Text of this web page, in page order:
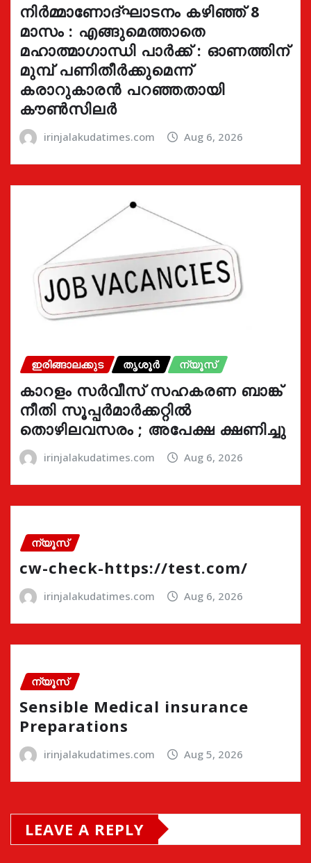
നിർമ്മാണോദ്ഘാടനം കഴിഞ്ഞ് 8
മാസം : എങ്ങുമെത്താതെ
മഹാത്മാഗാന്ധി പാർക്ക് : ഓണത്തിന്
മുമ്പ് പണിതീർക്കുമെന്ന്
കരാറുകാരൻ പറഞ്ഞതായി
കൗൺസിലർ
irinjalakudatimes.com Aug 6, 2026
ഇരിങ്ങാലക്കുട തൃശൂർ ന്യൂസ്
കാറളം സർവീസ് സഹകരണ ബാങ്ക്
നീതി സൂപ്പർമാർക്കറ്റിൽ
തൊഴിലവസരം ; അപേക്ഷ ക്ഷണിച്ചു
irinjalakudatimes.com Aug 6, 2026
ന്യൂസ്
cw-check-https://test.com/
irinjalakudatimes.com Aug 6, 2026
ന്യൂസ്
Sensible Medical insurance
Preparations
irinjalakudatimes.com Aug 5, 2026
LEAVE A REPLY